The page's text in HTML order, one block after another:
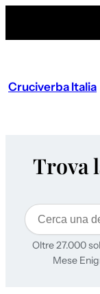
Cruciverba Italia
Trova
Cerca
Oltre 27.000
Mese